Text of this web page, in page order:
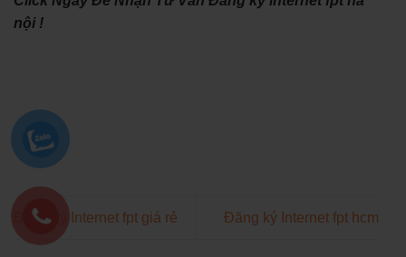
nội !
Đăng ký Internet fpt giá rẻ Đăng ký Internet fpt hcm